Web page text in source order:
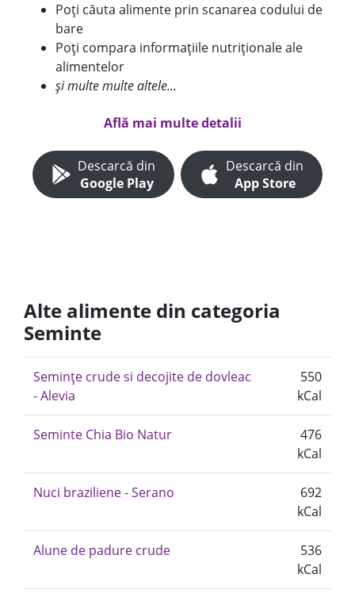
Poți căuta alimente prin scanarea codului de
bare
Poți compara informațiile nutriționale ale
alimentelor
și multe multe altele...
Află mai multe detalii
Descarcă din
Google Play
Descarcă din
App Store
Alte alimente din categoria
Seminte
Semințe crude si decojite de dovleac
- Alevia
550
kCal
Seminte Chia Bio Natur
476
kCal
Nuci braziliene - Serano
692
kCal
Alune de padure crude
536
kCal